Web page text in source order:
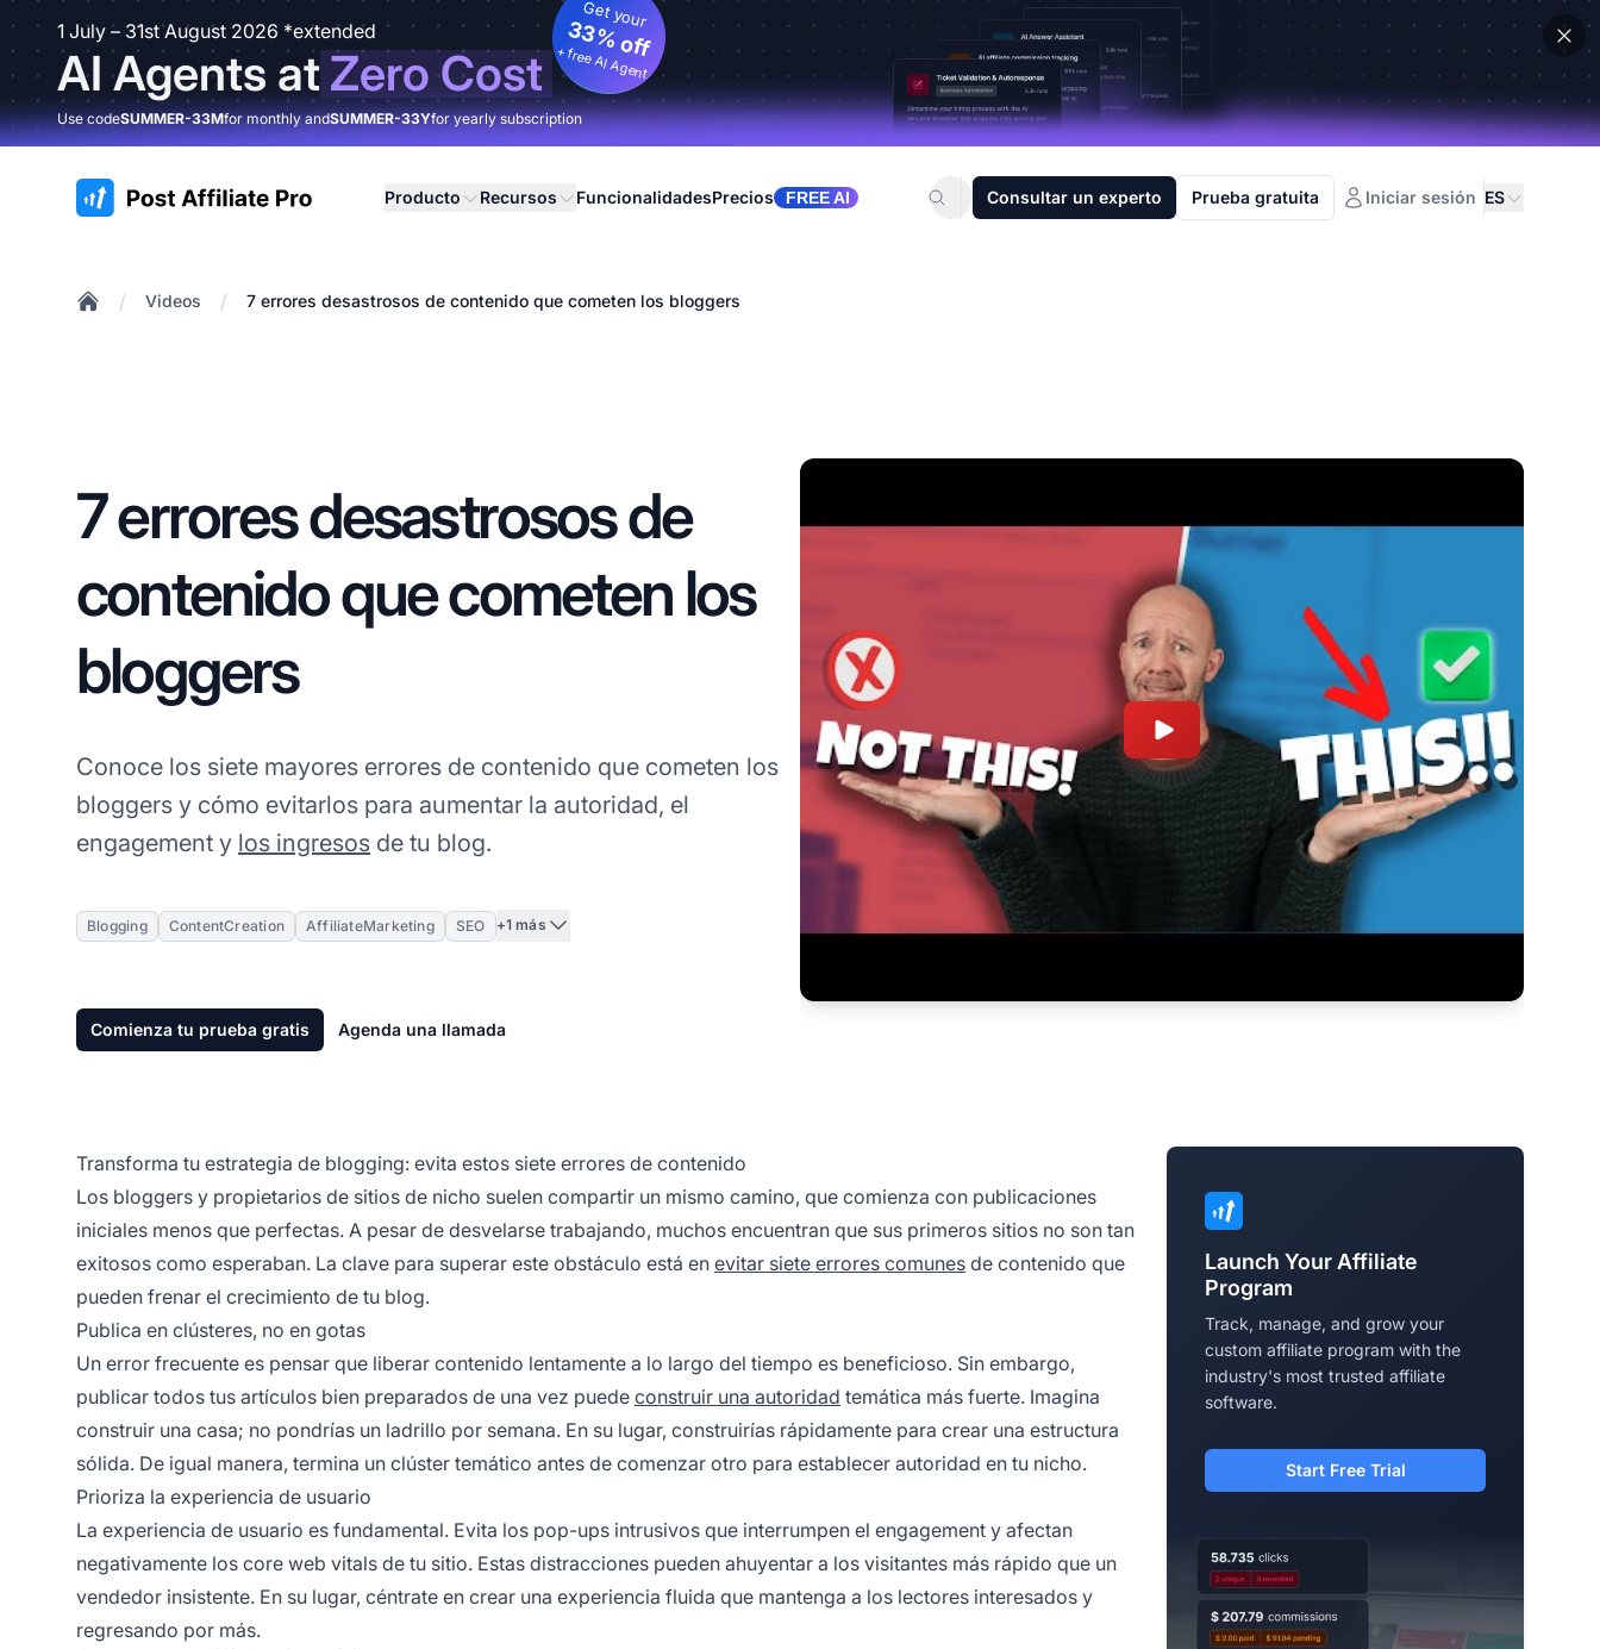
1 July – 31st August 2026 *extended
AI Agents atZero Cost
Get your
33% off
+ free AI Agent
Use codeSUMMER-33Mfor monthly andSUMMER-33Yfor yearly subscription
:site.title Producto Recursos FuncionalidadesPrecios FREE AI Consultar un experto Prueba gratuita Iniciar sesión ES
/ Videos / 7 errores desastrosos de contenido que cometen los bloggers
7 errores desastrosos de
contenido que cometen los
bloggers
Conoce los siete mayores errores de contenido que cometen los
bloggers y cómo evitarlos para aumentar la autoridad, el
engagement y los ingresos de tu blog.
Blogging ContentCreation AffiliateMarketing SEO +1 más
Comienza tu prueba gratis Agenda una llamada
Transforma tu estrategia de blogging: evita estos siete errores de contenido
Los bloggers y propietarios de sitios de nicho suelen compartir un mismo camino, que comienza con publicaciones
iniciales menos que perfectas. A pesar de desvelarse trabajando, muchos encuentran que sus primeros sitios no son tan
exitosos como esperaban. La clave para superar este obstáculo está en evitar siete errores comunes de contenido que
pueden frenar el crecimiento de tu blog.
Publica en clústeres, no en gotas
Un error frecuente es pensar que liberar contenido lentamente a lo largo del tiempo es beneficioso. Sin embargo,
publicar todos tus artículos bien preparados de una vez puede construir una autoridad temática más fuerte. Imagina
construir una casa; no pondrías un ladrillo por semana. En su lugar, construirías rápidamente para crear una estructura
sólida. De igual manera, termina un clúster temático antes de comenzar otro para establecer autoridad en tu nicho.
Prioriza la experiencia de usuario
La experiencia de usuario es fundamental. Evita los pop-ups intrusivos que interrumpen el engagement y afectan
negativamente los core web vitals de tu sitio. Estas distracciones pueden ahuyentar a los visitantes más rápido que un
vendedor insistente. En su lugar, céntrate en crear una experiencia fluida que mantenga a los lectores interesados y
regresando por más.
Launch Your Affiliate
Program
Track, manage, and grow your
custom affiliate program with the
industry's most trusted affiliate
software.
Start Free Trial